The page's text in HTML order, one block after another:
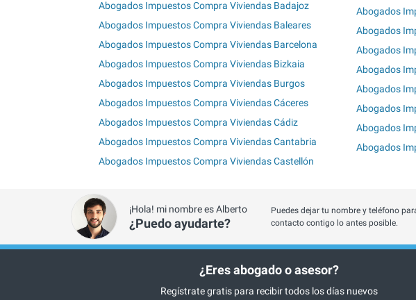
Abogados Impuestos Compra Viviendas Badajoz
Abogados Impuestos Compra Viviendas Baleares
Abogados Impuestos Compra Viviendas Barcelona
Abogados Impuestos Compra Viviendas Bizkaia
Abogados Impuestos Compra Viviendas Burgos
Abogados Impuestos Compra Viviendas Cáceres
Abogados Impuestos Compra Viviendas Cádiz
Abogados Impuestos Compra Viviendas Cantabria
Abogados Impuestos Compra Viviendas Castellón
Abogados
Abogados
Abogados
Abogados
Abogados
Abogados
Abogados
Abogados
¡Hola! mi nombre es Alberto
¿Puedo ayudarte?
Puedes dejar tu nombre y teléfono
contacto contigo lo antes posible.
¿Eres abogado o asesor?
Regístrate gratis para recibir todos los días nuevos